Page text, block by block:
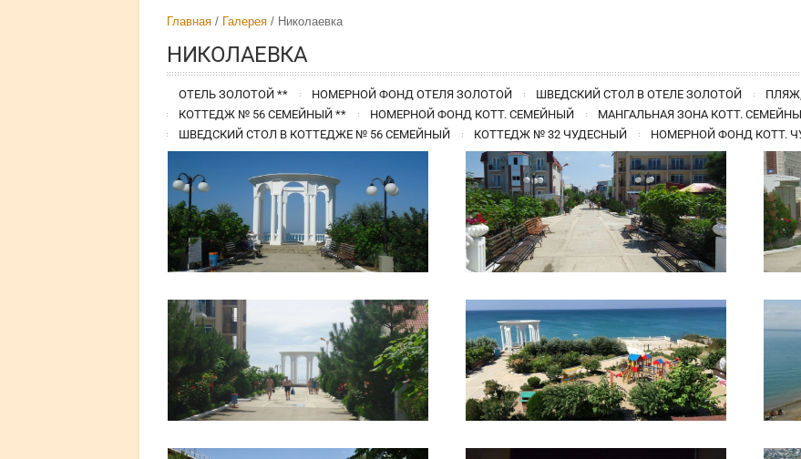
Главная Галерея Николаевка
НИКОЛАЕВКА
ОТЕЛЬ ЗОЛОТОЙ ** НОМЕРНОЙ ФОНД ОТЕЛЯ ЗОЛОТОЙ ШВЕДСКИЙ СТОЛ В ОТЕЛЕ ЗОЛОТОЙ
КОТТЕДЖ № 56 СЕМЕЙНЫЙ **
НОМЕРНОЙ ФОНД КОТТ. СЕМЕЙНЫЙ
МАНГАЛЬНАЯ ЗОНА КОТТ.
ШВЕДСКИЙ СТОЛ В КОТТЕДЖЕ № 56 СЕМЕЙНЫЙ
КОТТЕДЖ № 32 ЧУДЕСНЫЙ НОМЕРНОЙ ФОНД КОТТ.